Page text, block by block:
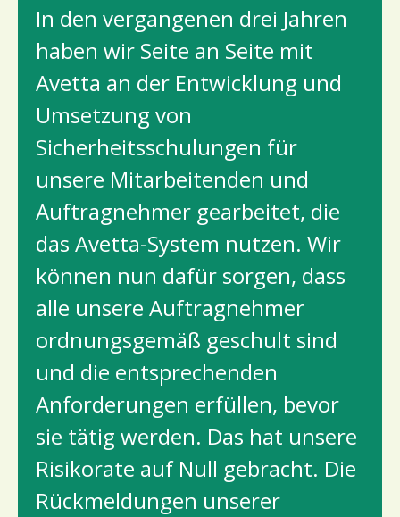
In den vergangenen drei Jahren
haben wir Seite an Seite mit
Avetta an der Entwicklung und
Umsetzung von
Sicherheitsschulungen für
unsere Mitarbeitenden und
Auftragnehmer gearbeitet, die
das Avetta-System nutzen. Wir
können nun dafür sorgen, dass
alle unsere Auftragnehmer
ordnungsgemäß geschult sind
und die entsprechenden
Anforderungen erfüllen, bevor
sie tätig werden. Das hat unsere
Risikorate auf Null gebracht. Die
Rückmeldungen unserer